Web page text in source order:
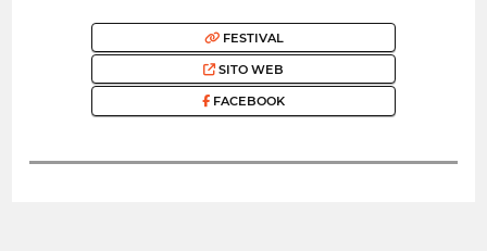
FESTIVAL
SITO WEB
FACEBOOK